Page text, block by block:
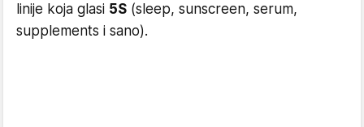
linije koja glasi 5S (sleep, sunscreen, serum,
supplements i sano).